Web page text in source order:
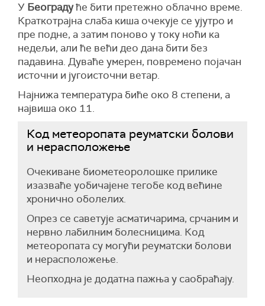
У Београдуће бити претежно облачно време.
Краткотрајна слаба киша очекује се ујутро и
пре подне, а затим поново у току ноћи ка
недељи, али ће већи део дана бити без
падавина. Дуваће умерен, повремено појачан
источни и југоисточни ветар.
Најнижа температура биће око 8 степени, а
највиша око 11.
Код метеоропата реуматски болови
и нерасположење
Очекиване биометеоролошке прилике
изазваће уобичајене тегобе код већине
хронично оболелих.
Опрез се саветује асматичарима, срчаним и
нервно лабилним болесницима. Код
метеоропата су могући реуматски болови
и нерасположење.
Неопходна је додатна пажња у саобраћају.